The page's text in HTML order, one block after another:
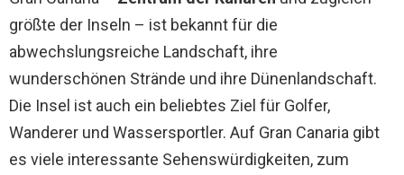
größte der Inseln – ist bekannt für die
abwechslungsreiche Landschaft, ihre
wunderschönen Strände und ihre Dünenlandschaft.
Die Insel ist auch ein beliebtes Ziel für Golfer,
Wanderer und Wassersportler. Auf Gran Canaria gibt
es viele interessante Sehenswürdigkeiten, zum